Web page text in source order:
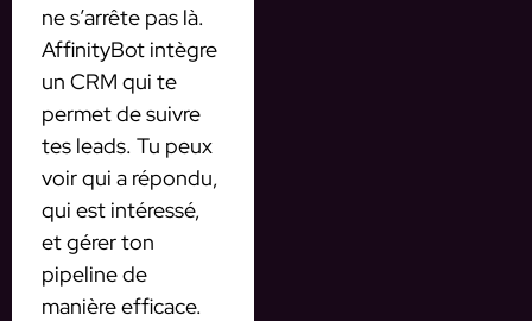
ne s’arrête pas là.
AffinityBot intègre
un CRM qui te
permet de suivre
tes leads. Tu peux
voir qui a répondu,
qui est intéressé,
et gérer ton
pipeline de
manière efficace.